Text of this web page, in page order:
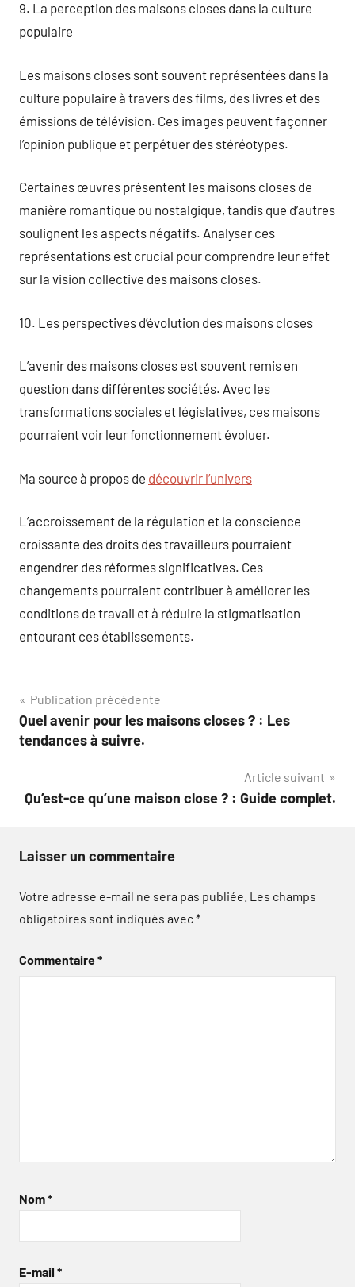
9. La perception des maisons closes dans la culture
populaire
Les maisons closes sont souvent représentées dans la
culture populaire à travers des films, des livres et des
émissions de télévision. Ces images peuvent façonner
l’opinion publique et perpétuer des stéréotypes.
Certaines œuvres présentent les maisons closes de
manière romantique ou nostalgique, tandis que d’autres
soulignent les aspects négatifs. Analyser ces
représentations est crucial pour comprendre leur effet
sur la vision collective des maisons closes.
10. Les perspectives d’évolution des maisons closes
L’avenir des maisons closes est souvent remis en
question dans différentes sociétés. Avec les
transformations sociales et législatives, ces maisons
pourraient voir leur fonctionnement évoluer.
Ma source à propos de découvrir l’univers
L’accroissement de la régulation et la conscience
croissante des droits des travailleurs pourraient
engendrer des réformes significatives. Ces
changements pourraient contribuer à améliorer les
conditions de travail et à réduire la stigmatisation
entourant ces établissements.
Navigation
de
Publication précédente
Quel avenir pour les maisons closes ? : Les
tendances à suivre.
Article suivant
Qu’est-ce qu’une maison close ? : Guide complet.
Laisser un commentaire
Votre adresse e-mail ne sera pas publiée. Les champs
obligatoires sont indiqués avec*
Commentaire*
Nom*
E-mail *